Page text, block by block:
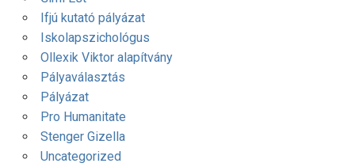
Ifjú kutató pályázat
Iskolapszichológus
Ollexik Viktor alapítvány
Pályaválasztás
Pályázat
Pro Humanitate
Stenger Gizella
Uncategorized